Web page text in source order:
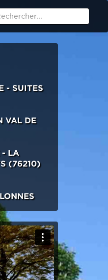
- SUITES
VAL DE
- LA
(76210)